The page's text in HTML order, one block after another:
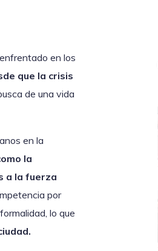
en los
que la crisis
de una vida
en la
la
a la fuerza
por
lo que